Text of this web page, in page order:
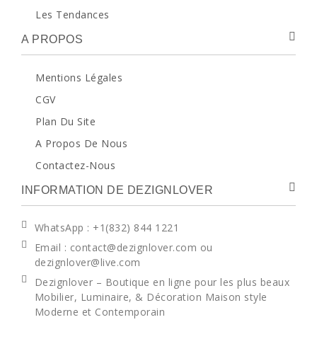
Les Tendances
A PROPOS
Mentions Légales
CGV
Plan Du Site
A Propos De Nous
Contactez-Nous
INFORMATION DE DEZIGNLOVER
WhatsApp : +1(832) 844 1221
Email : contact@dezignlover.com ou
dezignlover@live.com
Dezignlover – Boutique en ligne pour les plus beaux
Mobilier, Luminaire, & Décoration Maison style
Moderne et Contemporain